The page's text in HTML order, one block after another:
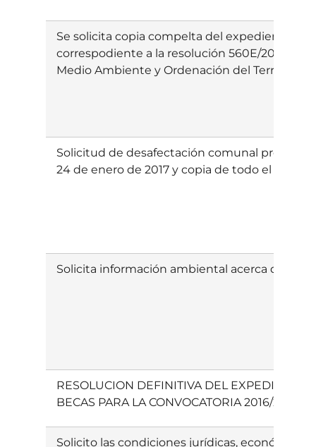
Se solicita copia compelta del expediente
correspodiente a la resolución 560E/2017, de
Medio Ambiente y Ordenación del Territorio.
Solicitud de desafectación comunal
24 de enero de 2017 y copia de todo el
Solicita información ambiental acerca de la
RESOLUCION DEFINITIVA DEL EXPEDIENTE
BECAS PARA LA CONVOCATORIA 2016/2017
Solicito las condiciones jurídicas, económicas